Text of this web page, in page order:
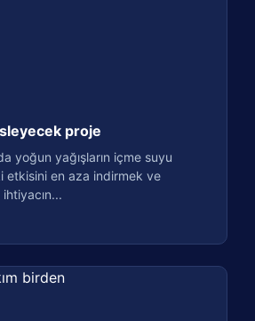
proje
yoğun yağışların içme suyu
etkisini en aza indirmek ve